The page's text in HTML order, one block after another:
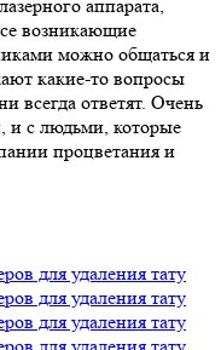
аппарата,
возникающие
можно общаться и
какие-то вопросы
всегда ответят. Очень
и с людьми, которые
процветания и